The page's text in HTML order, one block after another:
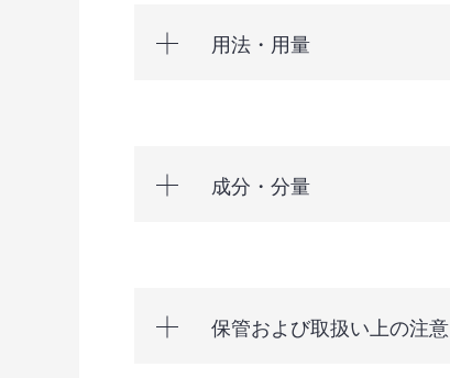
用法・用量
成分・分量
保管および取扱い上の注意